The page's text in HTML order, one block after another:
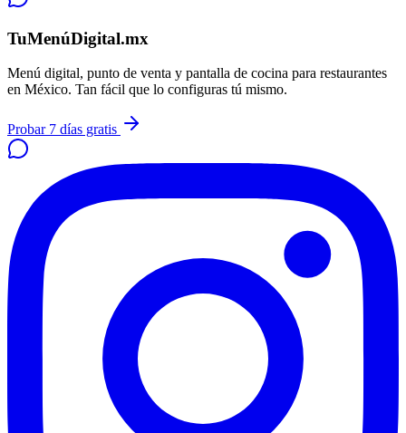
TuMenúDigital.mx
Menú digital, punto de venta y pantalla de cocina para restaurantes
en México. Tan fácil que lo configuras tú mismo.
Probar 7 días gratis